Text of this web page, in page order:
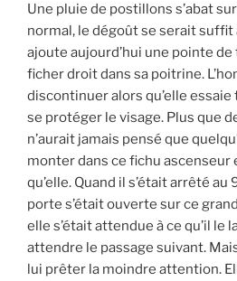
Une pluie de postillons s’abat
normal, le dégoût se serait suffit
ajoute aujourd’hui une pointe
ficher droit dans sa poitrine.
discontinuer alors qu’elle essaie
se protéger le visage. Plus que
n’aurait jamais pensé que
monter dans ce fichu ascenseur
qu’elle. Quand il s’était arrêté au
porte s’était ouverte sur ce
elle s’était attendue à ce qu’il le
attendre le passage suivant.
lui prêter la moindre attention.